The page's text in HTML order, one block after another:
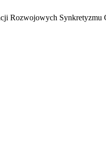
Rozwojowych